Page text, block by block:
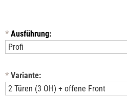
* Ausführung:
* Variante: